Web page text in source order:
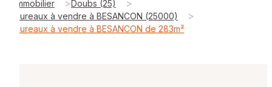
Immobilier >Doubs (25) >
Bureaux à vendre à BESANCON (25000) >
Bureaux à vendre à BESANCON de 283m²